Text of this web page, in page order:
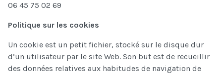
06 45 75 02 69
Politique sur les cookies
Un cookie est un petit fichier, stocké sur le disque dur
d’un utilisateur par le site Web. Son but est de recueillir
des données relatives aux habitudes de navigation de